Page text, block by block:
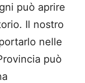
può aprire
Il nostro
nelle
può